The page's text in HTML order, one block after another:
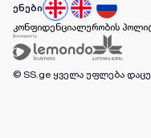
ენები
კონფიდენციალურობის
© SS.ge ყველა უფლება